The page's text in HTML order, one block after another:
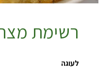
רשימת
לעוגה